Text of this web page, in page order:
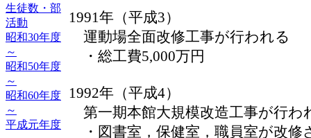
生徒数・部
活動
昭和30年度
～
昭和50年度
～
昭和60年度
～
平成元年度
1991年（平成3）
運動場全面改修工事が行われる
・総工費5,000万円
1992年（平成4）
第一期本館大規模改造工事が行わ
・図書室，保健室，職員室が改修